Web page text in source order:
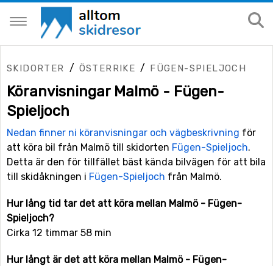
SKIDORTER / ÖSTERRIKE / FÜGEN-SPIELJOCH
Köranvisningar Malmö - Fügen-
Spieljoch
Nedan finner ni köranvisningar och vägbeskrivning för
att köra bil från Malmö till skidorten Fügen-Spieljoch.
Detta är den för tillfället bäst kända bilvägen för att bila
till skidåkningen i Fügen-Spieljoch från Malmö.
Hur lång tid tar det att köra mellan Malmö - Fügen-
Spieljoch?
Cirka 12 timmar 58 min
Hur långt är det att köra mellan Malmö - Fügen-